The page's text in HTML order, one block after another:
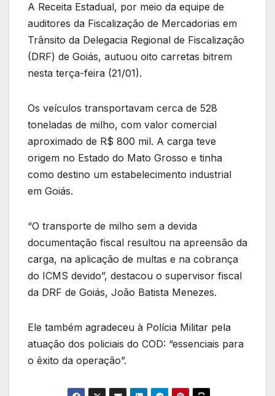
A Receita Estadual, por meio da equipe de
auditores da Fiscalização de Mercadorias em
Trânsito da Delegacia Regional de Fiscalização
(DRF) de Goiás, autuou oito carretas bitrem
nesta terça-feira (21/01).
Os veículos transportavam cerca de 528
toneladas de milho, com valor comercial
aproximado de R$ 800 mil. A carga teve
origem no Estado do Mato Grosso e tinha
como destino um estabelecimento industrial
em Goiás.
“O transporte de milho sem a devida
documentação fiscal resultou na apreensão da
carga, na aplicação de multas e na cobrança
do ICMS devido”, destacou o supervisor fiscal
da DRF de Goiás, João Batista Menezes.
Ele também agradeceu à Polícia Militar pela
atuação dos policiais do COD: “essenciais para
o êxito da operação”.